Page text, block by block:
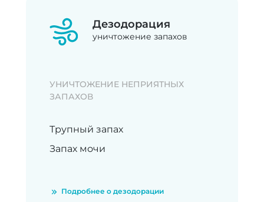
Дезодорация
уничтожение запахов
УНИЧТОЖЕНИЕ НЕПРИЯТНЫХ
ЗАПАХОВ
Трупный запах
Запах мочи
Подробнее о дезодорации